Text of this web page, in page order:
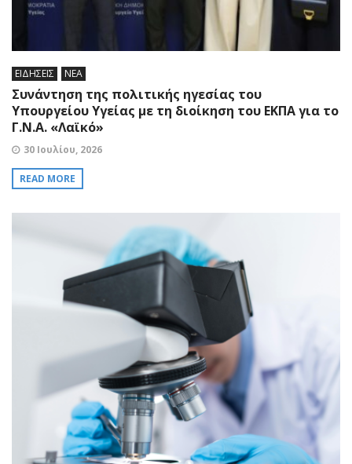
ΕΙΔΗΣΕΙΣ ΝΕΑ
Συνάντηση της πολιτικής ηγεσίας του
Υπουργείου Υγείας με τη διοίκηση του ΕΚΠΑ για το
Γ.Ν.Α. «Λαϊκό»
30 Ιουλίου, 2026
READ MORE